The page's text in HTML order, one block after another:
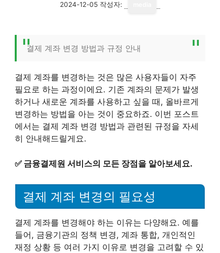
2024-12-05 작성자:
결제 계좌 변경 방법과 규정 안내
결제 계좌를 변경하는 것은 많은 사용자들이 자주
필요로 하는 과정이에요. 기존 계좌의 문제가 발생
하거나 새로운 계좌를 사용하고 싶을 때, 올바르게
변경하는 방법을 아는 것이 중요하죠. 이번 포스트
에서는 결제 계좌 변경 방법과 관련된 규정을 자세
히 안내해드릴게요.
✅ 금융결제원 서비스의 모든 장점을 알아보세요.
결제 계좌 변경의 필요성
결제 계좌를 변경해야 하는 이유는 다양해요. 예를
들어, 금융기관의 정책 변경, 계좌 통합, 개인적인
재정 상황 등 여러 가지 이유로 변경을 고려할 수 있